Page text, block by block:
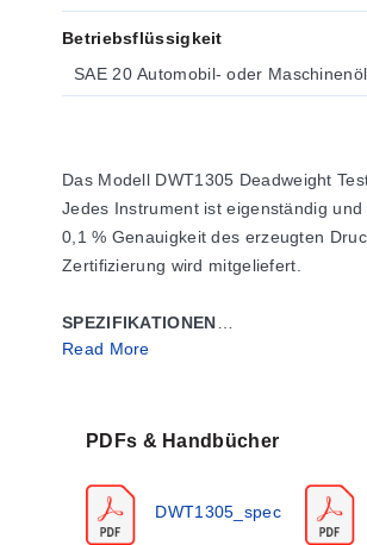
Betriebsflüssigkeit
SAE 20 Automobil- oder Maschinenöl
Das Modell DWT1305 Deadweight
Jedes Instrument ist eigenständig
0,1 % Genauigkeit des erzeugten
Zertifizierung wird mitgeliefert.
SPEZIFIKATIONEN
Genauigkeit:
Kolben- und Zylindermaterial:
Betriebsfluid:
SAE 20 Automobil-
O-Ringe:
Standard Buna-N
Read More
PDFs & Handbücher
DWT1305_spec